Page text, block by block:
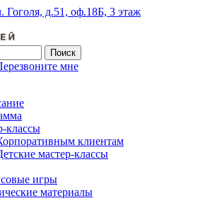
Гоголя, д.51, оф.18Б, 3 этаж
мне
классы
клиентам
мастер-классы
игры
материалы